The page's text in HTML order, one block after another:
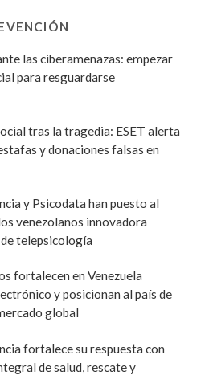
las ciberamenazas: empezar
para resguardarse
tras la tragedia: ESET alerta
y donaciones falsas en
y Psicodata han puesto al
venezolanos innovadora
telepsicología
fortalecen en Venezuela
y posicionan al país de
global
fortalece su respuesta con
de salud, rescate y